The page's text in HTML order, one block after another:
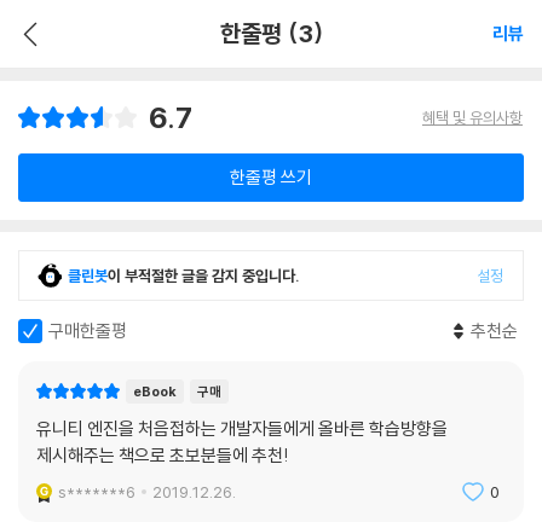
한줄평 (3) 리뷰
6.7 혜택 및 유의사항
한줄평 쓰기
클린봇이 부적절한 글을 감지 중입니다. 설정
구매한줄평 추천순
eBook 구매
유니티 엔진을 처음접하는 개발자들에게 올바른 학습방향을
제시해주는 책으로 초보분들에 추천!
s*******6 2019.12.26. 0